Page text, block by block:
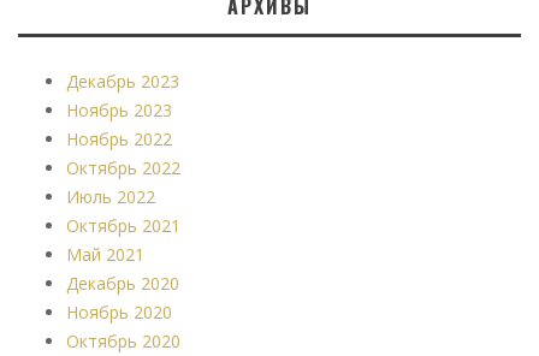
АРХИВЫ
Декабрь 2023
Ноябрь 2023
Ноябрь 2022
Октябрь 2022
Июль 2022
Октябрь 2021
Май 2021
Декабрь 2020
Ноябрь 2020
Октябрь 2020